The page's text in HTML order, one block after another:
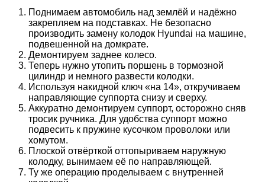
Поднимаем автомобиль над землёй и надёжно
закрепляем на подставках. Не безопасно
производить замену колодок Hyundai на машине,
подвешенной на домкрате.
Демонтируем заднее колесо.
Теперь нужно утопить поршень в тормозной
цилиндр и немного развести колодки.
Используя накидной ключ «на 14», откручиваем
направляющие суппорта снизу и сверху.
Аккуратно демонтируем суппорт, осторожно сняв
тросик ручника. Для удобства суппорт можно
подвесить к пружине кусочком проволоки или
хомутом.
Плоской отвёрткой оттопыриваем наружную
колодку, вынимаем её по направляющей.
Ту же операцию проделываем с внутренней